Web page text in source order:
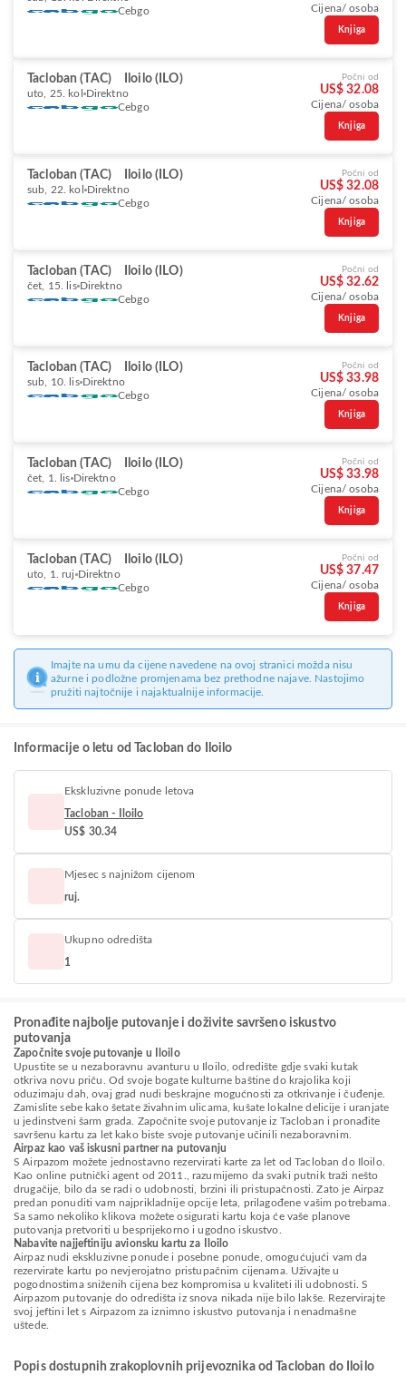
Cebgo
Cijena/ osoba
Knjiga
Tacloban (TAC) Iloilo (ILO)
uto, 25. kol Direktno
Cebgo
Počni od
US$ 32.08
Cijena/ osoba
Knjiga
Tacloban (TAC) Iloilo (ILO)
sub, 22. kol Direktno
Cebgo
Počni od
US$ 32.08
Cijena/ osoba
Knjiga
Tacloban (TAC) Iloilo (ILO)
čet, 15. lis Direktno
Cebgo
Počni od
US$ 32.62
Cijena/ osoba
Knjiga
Tacloban (TAC) Iloilo (ILO)
sub, 10. lis Direktno
Cebgo
Počni od
US$ 33.98
Cijena/ osoba
Knjiga
Tacloban (TAC) Iloilo (ILO)
čet, 1. lis Direktno
Cebgo
Počni od
US$ 33.98
Cijena/ osoba
Knjiga
Tacloban (TAC) Iloilo (ILO)
uto, 1. ruj Direktno
Cebgo
Počni od
US$ 37.47
Cijena/ osoba
Knjiga
Imajte na umu da cijene navedene na ovoj stranici možda nisu
ažurne i podložne promjenama bez prethodne najave. Nastojimo
pružiti najtočnije i najaktualnije informacije.
Informacije o letu od Tacloban do Iloilo
Ekskluzivne ponude letova
Tacloban - Iloilo
US$ 30.34
Mjesec s najnižom cijenom
ruj.
Ukupno odredišta
1
Pronađite najbolje putovanje i doživite savršeno iskustvo
putovanja
Započnite svoje putovanje u Iloilo
Upustite se u nezaboravnu avanturu u Iloilo, odredište gdje svaki kutak
otkriva novu priču. Od svoje bogate kulturne baštine do krajolika koji
oduzimaju dah, ovaj grad nudi beskrajne mogućnosti za otkrivanje i čuđenje.
Zamislite sebe kako šetate živahnim ulicama, kušate lokalne delicije i uranjate
u jedinstveni šarm grada. Započnite svoje putovanje iz Tacloban i pronađite
savršenu kartu za let kako biste svoje putovanje učinili nezaboravnim.
Airpaz kao vaš iskusni partner na putovanju
S Airpazom možete jednostavno rezervirati karte za let od Tacloban do Iloilo.
Kao online putnički agent od 2011., razumijemo da svaki putnik traži nešto
drugačije, bilo da se radi o udobnosti, brzini ili pristupačnosti. Zato je Airpaz
predan ponuditi vam najprikladnije opcije leta, prilagođene vašim potrebama.
Sa samo nekoliko klikova možete osigurati kartu koja će vaše planove
putovanja pretvoriti u besprijekorno i ugodno iskustvo.
Nabavite najjeftiniju avionsku kartu za Iloilo
Airpaz nudi ekskluzivne ponude i posebne ponude, omogućujući vam da
rezervirate kartu po nevjerojatno pristupačnim cijenama. Uživajte u
pogodnostima sniženih cijena bez kompromisa u kvaliteti ili udobnosti. S
Airpazom putovanje do odredišta iz snova nikada nije bilo lakše. Rezervirajte
svoj jeftini let s Airpazom za iznimno iskustvo putovanja i nenadmašne
uštede.
Popis dostupnih zrakoplovnih prijevoznika od Tacloban do Iloilo